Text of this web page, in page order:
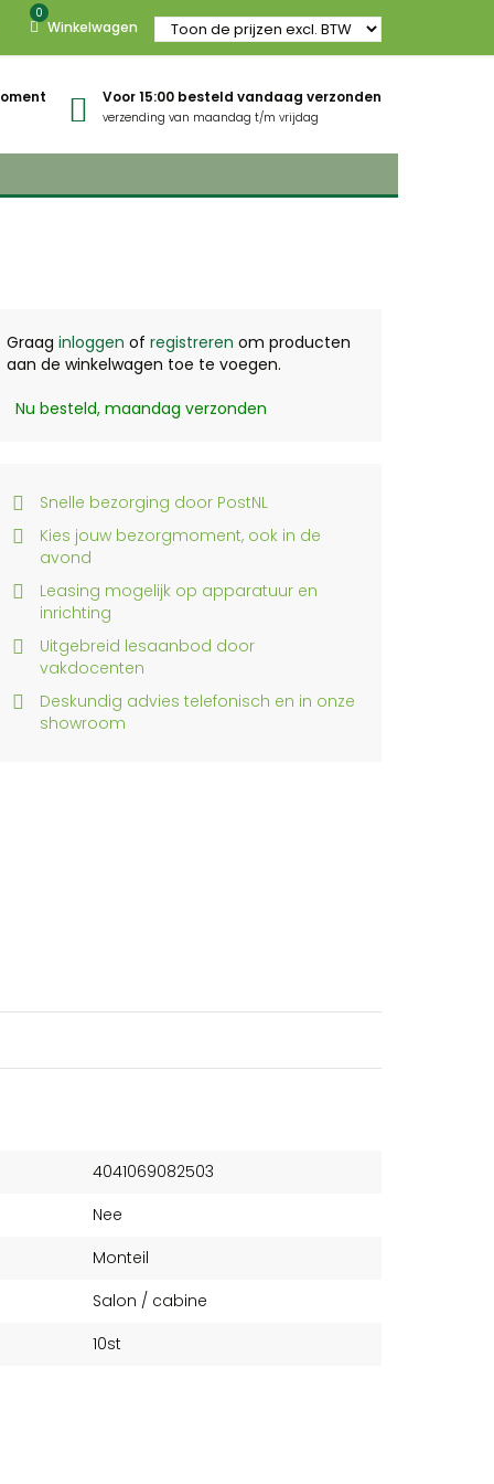
0
Winkelwagen
Voor 15:00 besteld vandaag verzonden
verzending van maandag t/m vrijdag
Graag inloggen of registreren om producten
aan de winkelwagen toe te voegen.
Nu besteld, maandag verzonden
Snelle bezorging door PostNL
Kies jouw bezorgmoment, ook in de
avond
Leasing mogelijk op apparatuur en
inrichting
Uitgebreid lesaanbod door
vakdocenten
Deskundig advies telefonisch en in onze
showroom
4041069082503
Nee
Monteil
Salon / cabine
10st